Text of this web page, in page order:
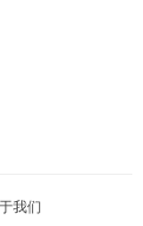
得热量的，夜
我们